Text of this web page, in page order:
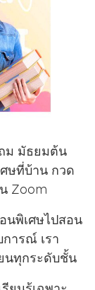
ม มัธยมต้น
ษที่บ้าน กวด
Zoom
นพิเศษไปสอน
ารณ์ เรา
นทุกระดับชั้น